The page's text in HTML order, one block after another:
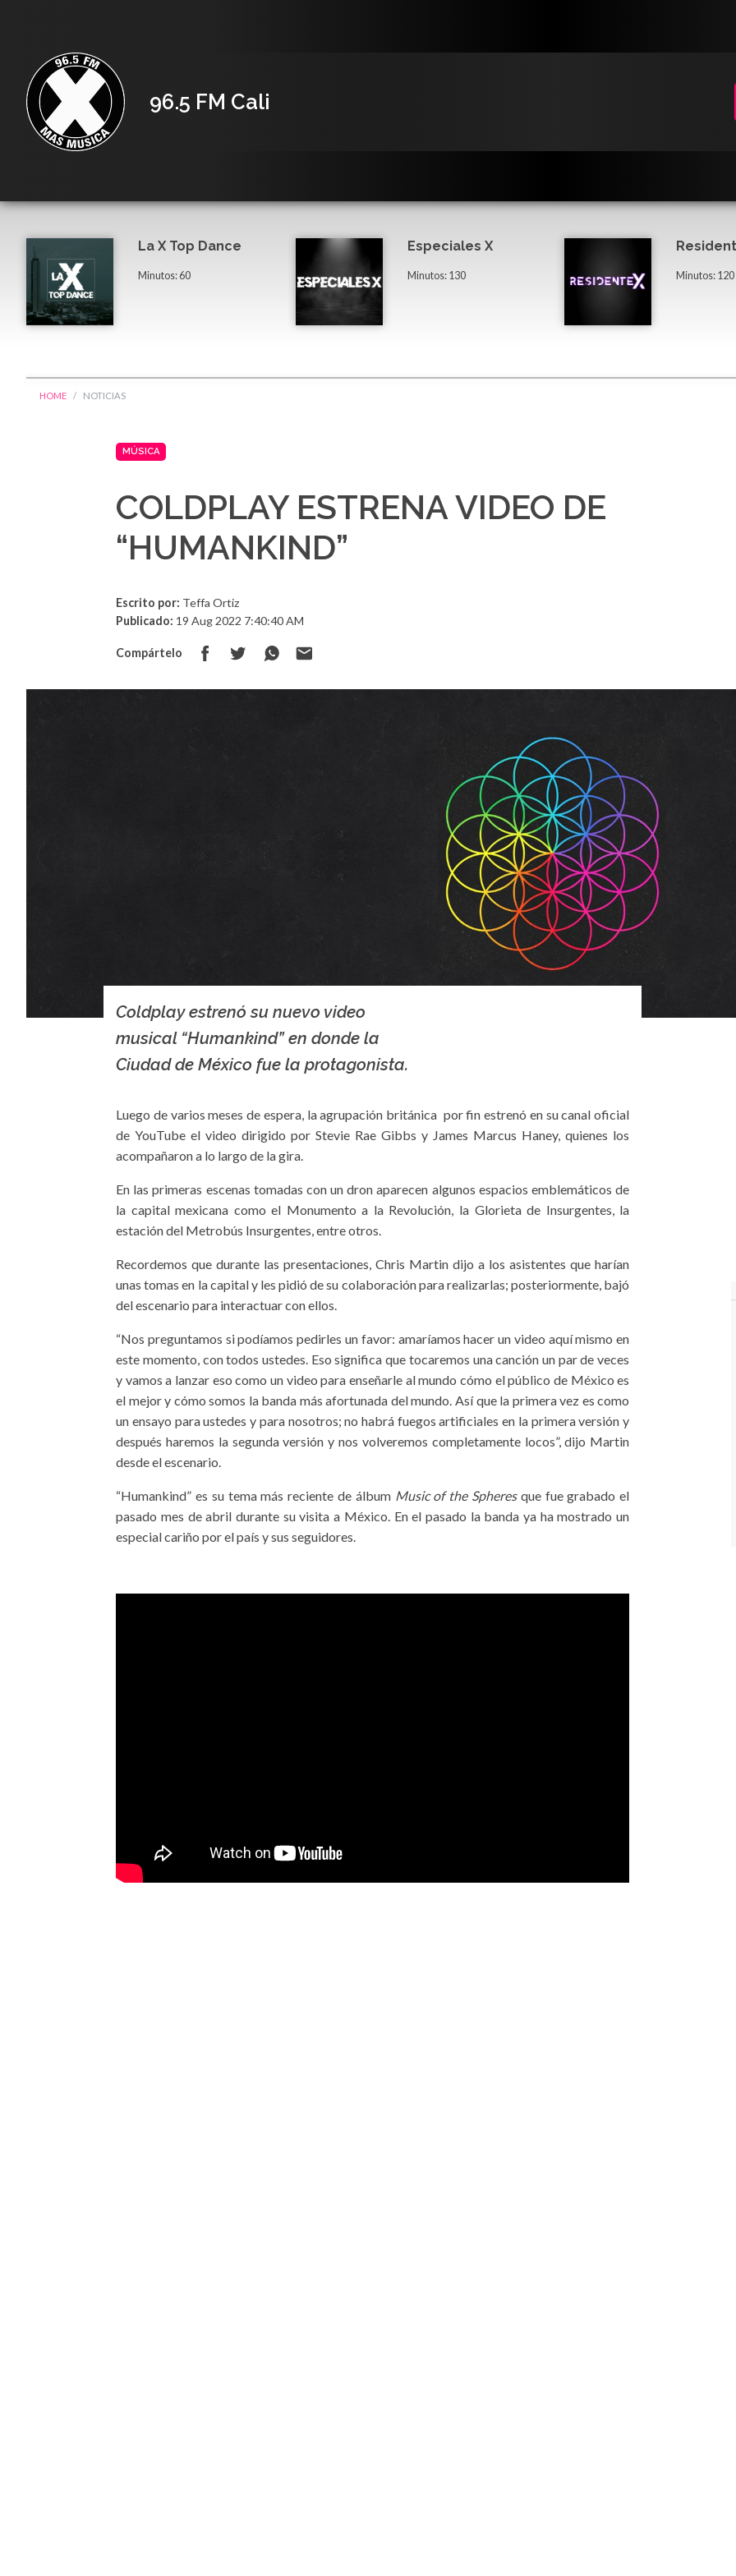
96.5 FM Cali
La X Top Dance
Minutos: 60
Especiales X
Minutos: 130 Minutos: 120
HOME NOTICIAS
MÚSICA
COLDPLAY ESTRENA VIDEO DE
“HUMANKIND”
Escrito por: Teffa Ortiz
Publicado: 19 Aug 2022 7:40:40 AM
Compártelo
Coldplay estrenó su nuevo video
musical “Humankind” en donde la
Ciudad de México fue la protagonista.
Luego de varios meses de espera, la agrupación británica por fin estrenó en su canal oficial
de YouTube el video dirigido por Stevie Rae Gibbs y James Marcus Haney, quienes los
acompañaron a lo largo de la gira.
En las primeras escenas tomadas con un dron aparecen algunos espacios emblemáticos de
la capital mexicana como el Monumento a la Revolución, la Glorieta de Insurgentes, la
estación del Metrobús Insurgentes, entre otros.
Recordemos que durante las presentaciones, Chris Martin dijo a los asistentes que harían
unas tomas en la capital y les pidió de su colaboración para realizarlas; posteriormente, bajó
del escenario para interactuar con ellos.
“Nos preguntamos si podíamos pedirles un favor: amaríamos hacer un video aquí mismo en
este momento, con todos ustedes. Eso significa que tocaremos una canción un par de veces
y vamos a lanzar eso como un video para enseñarle al mundo cómo el público de México es
el mejor y cómo somos la banda más afortunada del mundo. Así que la primera vez es como
un ensayo para ustedes y para nosotros; no habrá fuegos artificiales en la primera versión y
después haremos la segunda versión y nos volveremos completamente locos”, dijo Martin
desde el escenario.
“Humankind” es su tema más reciente de álbumMusic of the Spheresque fue grabado el
pasado mes de abril durante su visita a México. En el pasado la banda ya ha mostrado un
especial cariño por el país y sus seguidores.